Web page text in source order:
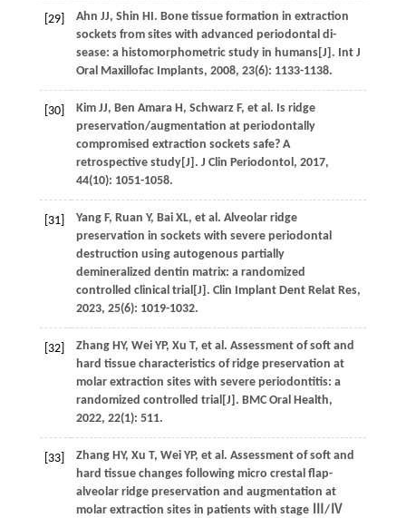
[29] Ahn JJ, Shin HI. Bone tissue formation in extraction
sockets from sites with advanced periodontal di-
sease: a histomorphometric study in humans[J]. Int J
Oral Maxillofac Implants, 2008, 23(6): 1133-1138.
[30] Kim JJ, Ben Amara H, Schwarz F, et al. Is ridge
preservation/augmentation at periodontally
compromised extraction sockets safe? A
retrospective study[J]. J Clin Periodontol, 2017,
44(10): 1051-1058.
[31] Yang F, Ruan Y, Bai XL, et al. Alveolar ridge
preservation in sockets with severe periodontal
destruction using autogenous partially
demineralized dentin matrix: a randomized
controlled clinical trial[J]. Clin Implant Dent Relat Res,
2023, 25(6): 1019-1032.
[32] Zhang HY, Wei YP, Xu T, et al. Assessment of soft and
hard tissue characteristics of ridge preservation at
molar extraction sites with severe periodontitis: a
randomized controlled trial[J]. BMC Oral Health,
2022, 22(1): 511.
[33] Zhang HY, Xu T, Wei YP, et al. Assessment of soft and
hard tissue changes following micro crestal flap-
alveolar ridge preservation and augmentation at
molar extraction sites in patients with stage Ⅲ/Ⅳ